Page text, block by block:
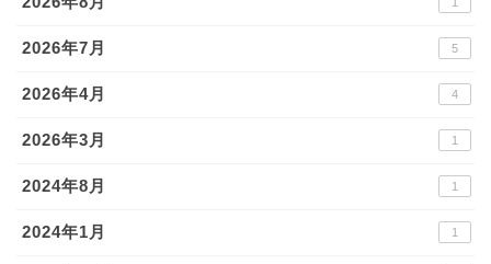
2026年7月 5
2026年4月 4
2026年3月 1
2024年8月 1
2024年1月 1